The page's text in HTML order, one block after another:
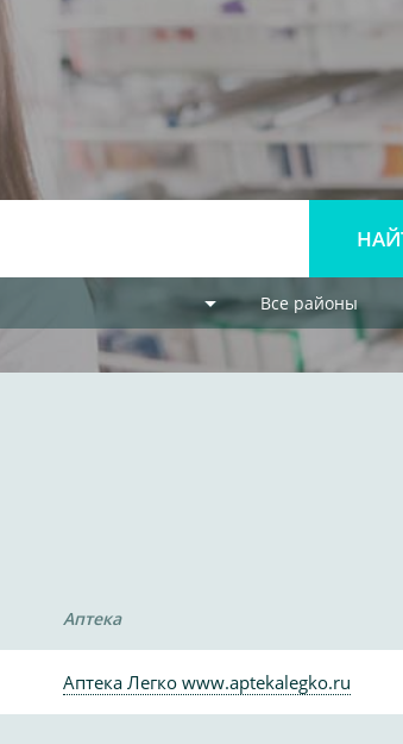
Все районы
Аптека
Аптека Легко www.aptekalegko.ru